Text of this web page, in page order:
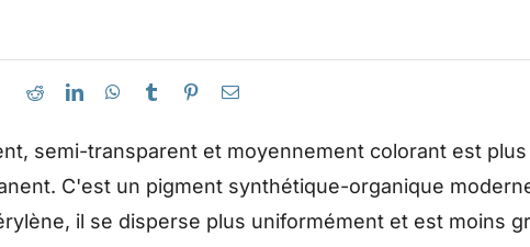
semi-transparent et moyennement colorant est
C'est un pigment synthétique-organique
il se disperse plus uniformément et est moins